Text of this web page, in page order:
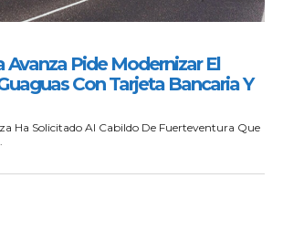
Avanza Pide Modernizar El
Con Tarjeta Bancaria Y
Ha Solicitado Al Cabildo De Fuerteventura Que